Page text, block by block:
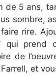
de 5 ans,
sombre,
faire rire.
qui prend
de
et